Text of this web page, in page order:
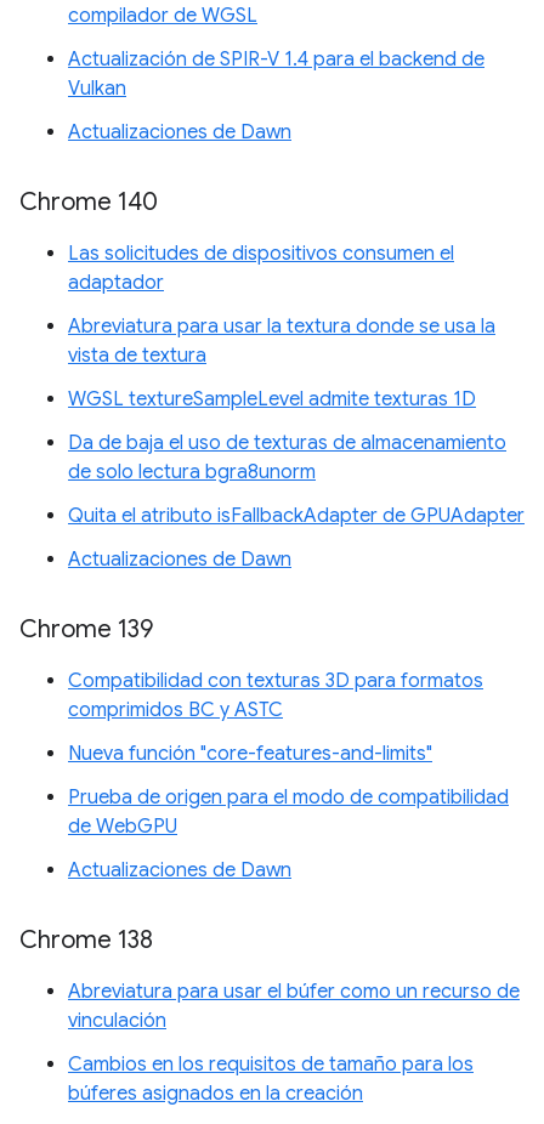
compilador de WGSL
Actualización de SPIR-V 1.4 para el backend de
Vulkan
Actualizaciones de Dawn
Chrome 140
Las solicitudes de dispositivos consumen el
adaptador
Abreviatura para usar la textura donde se usa la
vista de textura
WGSL textureSampleLevel admite texturas 1D
Da de baja el uso de texturas de almacenamiento
de solo lectura bgra8unorm
Quita el atributo isFallbackAdapter de GPUAdapter
Actualizaciones de Dawn
Chrome 139
Compatibilidad con texturas 3D para formatos
comprimidos BC y ASTC
Nueva función "core-features-and-limits"
Prueba de origen para el modo de compatibilidad
de WebGPU
Actualizaciones de Dawn
Chrome 138
Abreviatura para usar el búfer como un recurso de
vinculación
Cambios en los requisitos de tamaño para los
búferes asignados en la creación